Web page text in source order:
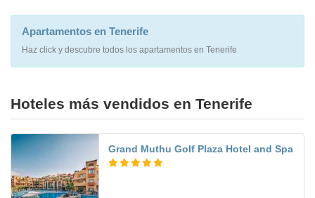
Apartamentos en Tenerife
Haz click y descubre todos los apartamentos en Tenerife
Hoteles más vendidos en Tenerife
Grand Muthu Golf Plaza Hotel and Spa